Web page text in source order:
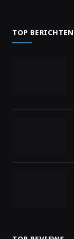
TOP BERICHTEN